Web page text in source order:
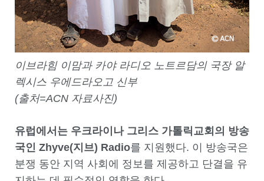
이브라힘 이맘과 카야 라디오 노트르담의 국장 알
렉시스 우에드라오고 신부
(출처=ACN 자료사진)
유럽에서는 우크라이나 그리스 가톨릭교회의 방송
국인 Zhyve(지브) Radio를 지원했다. 이 방송국은
분쟁 동안 지역 사회에 정보를 제공하고 단결을 유